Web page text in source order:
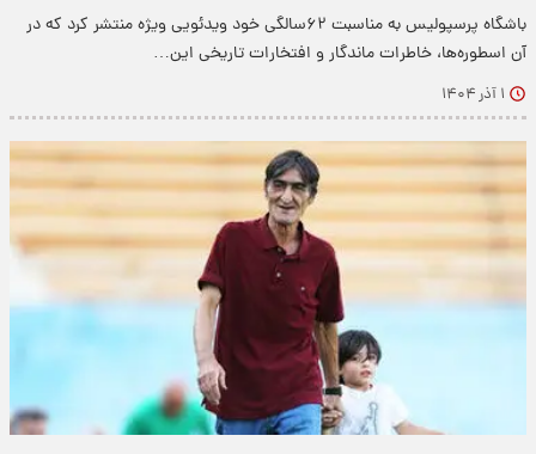
باشگاه پرسپولیس به مناسبت ۶۲سالگی خود ویدئویی ویژه منتشر کرد که در
آن اسطوره‌ها، خاطرات ماندگار و افتخارات تاریخی این…
۱ آذر ۱۴۰۴